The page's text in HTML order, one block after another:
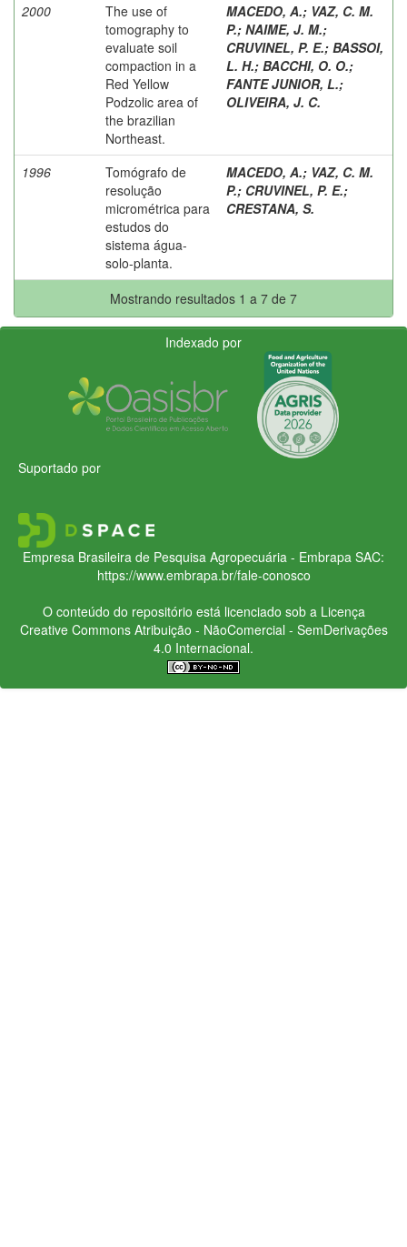
2000
The use of
tomography to
evaluate soil
compaction in a
Red Yellow
Podzolic area of
the brazilian
Northeast.
MACEDO, A.; VAZ, C. M.
P.; NAIME, J. M.;
CRUVINEL, P. E.; BASSOI,
L. H.; BACCHI, O. O.;
FANTE JUNIOR, L.;
OLIVEIRA, J. C.
1996
Tomógrafo de
resolução
micrométrica para
estudos do
sistema água-
solo-planta.
MACEDO, A.; VAZ, C. M.
P.; CRUVINEL, P. E.;
CRESTANA, S.
Mostrando resultados 1 a 7 de 7
Indexado por
Suportado por
Empresa Brasileira de Pesquisa Agropecuária - Embrapa SAC:
https://www.embrapa.br/fale-conosco
O conteúdo do repositório está licenciado sob a Licença
Creative CommonsAtribuição - NãoComercial - SemDerivações
4.0 Internacional.